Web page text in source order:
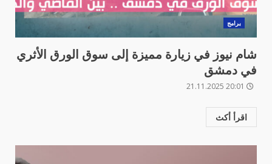
برامج
شام نيوز في زيارة مميزة إلى سوق الورق الأثري
في دمشق
اقرأ أكث